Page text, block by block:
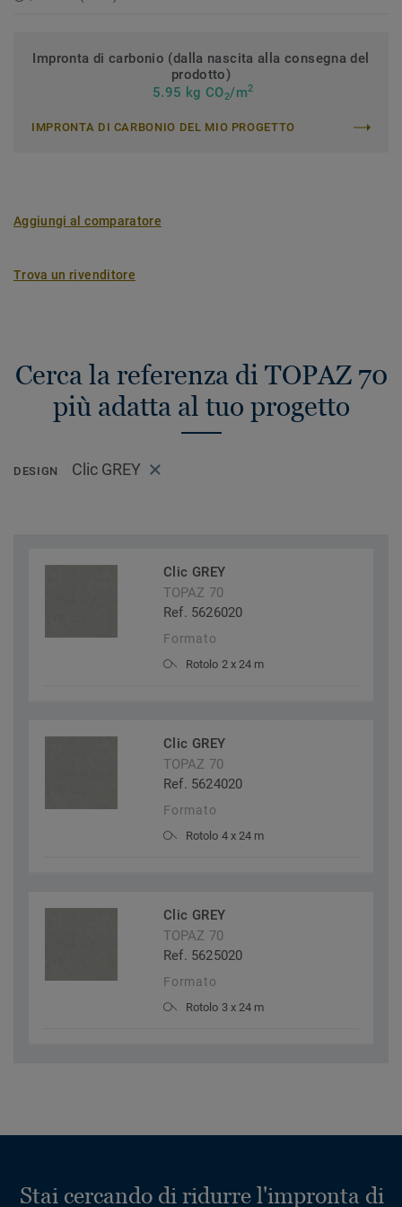
Impronta di carbonio (dalla nascita alla consegna del
prodotto)
5.95 kg CO2/m2
IMPRONTA DI CARBONIO DEL MIO PROGETTO
Aggiungi al comparatore
Trova un rivenditore
Cerca la referenza di TOPAZ 70
più adatta al tuo progetto
DESIGN Clic GREY
Clic GREY
TOPAZ 70
Ref. 5626020
Formato
Rotolo 2 x 24 m
Clic GREY
TOPAZ 70
Ref. 5624020
Formato
Rotolo 4 x 24 m
Clic GREY
TOPAZ 70
Ref. 5625020
Formato
Rotolo 3 x 24 m
Stai cercando di ridurre l'impronta di